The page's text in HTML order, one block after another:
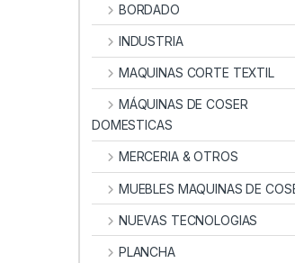
BORDADO
INDUSTRIA
MAQUINAS CORTE TEXTIL
MÁQUINAS DE COSER
DOMESTICAS
MERCERIA & OTROS
MUEBLES MAQUINAS DE
NUEVAS TECNOLOGIAS
PLANCHA